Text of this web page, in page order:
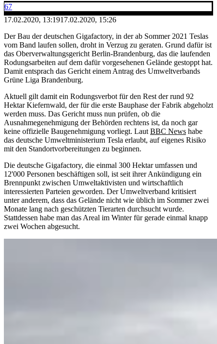
67
17.02.2020, 13:1917.02.2020, 15:26
Der Bau der deutschen Gigafactory, in der ab Sommer 2021 Teslas
vom Band laufen sollen, droht in Verzug zu geraten. Grund dafür ist
das Oberverwaltungsgericht Berlin-Brandenburg, das die laufenden
Rodungsarbeiten auf dem dafür vorgesehenen Gelände gestoppt hat.
Damit entsprach das Gericht einem Antrag des Umweltverbands
Grüne Liga Brandenburg.
Aktuell gilt damit ein Rodungsverbot für den Rest der rund 92
Hektar Kiefernwald, der für die erste Bauphase der Fabrik abgeholzt
werden muss. Das Gericht muss nun prüfen, ob die
Ausnahmegenehmigung der Behörden rechtens ist, da noch gar
keine offizielle Baugenehmigung vorliegt. Laut BBC News habe
das deutsche Umweltministerium Tesla erlaubt, auf eigenes Risiko
mit den Standortvorbereitungen zu beginnen.
Die deutsche Gigafactory, die einmal 300 Hektar umfassen und
12'000 Personen beschäftigen soll, ist seit ihrer Ankündigung ein
Brennpunkt zwischen Umweltaktivisten und wirtschaftlich
interessierten Parteien geworden. Der Umweltverband kritisiert
unter anderem, dass das Gelände nicht wie üblich im Sommer zwei
Monate lang nach geschützten Tierarten durchsucht wurde.
Stattdessen habe man das Areal im Winter für gerade einmal knapp
zwei Wochen abgesucht.